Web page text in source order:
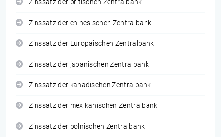
Zinssatz der britischen Zentralbank
Zinssatz der chinesischen Zentralbank
Zinssatz der Europäischen Zentralbank
Zinssatz der japanischen Zentralbank
Zinssatz der kanadischen Zentralbank
Zinssatz der mexikanischen Zentralbank
Zinssatz der polnischen Zentralbank